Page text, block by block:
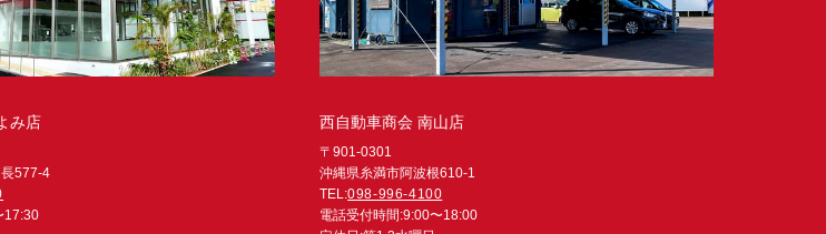
み店
577-4
17:30
西自動車商会 南山店
〒901-0301
沖縄県糸満市阿波根610-1
TEL:098-996-4100
電話受付時間:9:00〜18:00